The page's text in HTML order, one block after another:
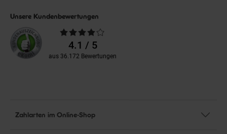
Unsere Kundenbewertungen
Durchschnittliche
Bewertungen4.1 / 5
aus 36.172 Bewertungen
Zahlarten im Online-Shop